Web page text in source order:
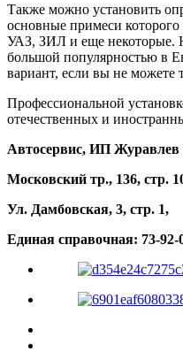
Также можно установить
основные примеси
УАЗ, ЗИЛ и еще некоторые.
большой популярностью в
вариант, если вы не можете
Профессиональной
отечественных и
Автосервис, ИП
Московский тр., 136, стр.
Ул. Дамбовская, 3, стр. 1,
Единая справочная: 73-92-